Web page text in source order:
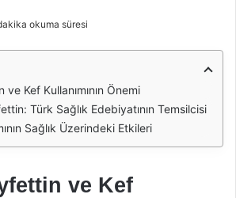
okuma süresi
Kef Kullanımının Önemi
Türk Sağlık Edebiyatının Temsilcisi
Sağlık Üzerindeki Etkileri
ve Kef